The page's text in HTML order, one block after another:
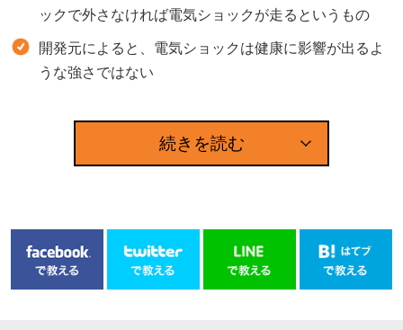
ックで外さなければ電気ショックが走るというもの
開発元によると、電気ショックは健康に影響が出るよ
うな強さではない
続きを読む